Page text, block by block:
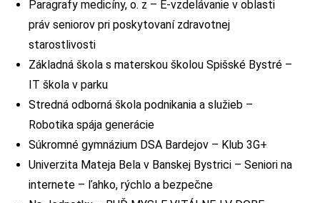
Paragrafy medicíny, o. z – E-vzdelávanie v oblasti
práv seniorov pri poskytovaní zdravotnej
starostlivosti
Základná škola s materskou školou Spišské Bystré –
IT škola v parku
Stredná odborná škola podnikania a služieb –
Robotika spája generácie
Súkromné gymnázium DSA Bardejov – Klub 3G+
Univerzita Mateja Bela v Banskej Bystrici – Seniori na
internete – ľahko, rýchlo a bezpečne